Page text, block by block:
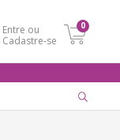
Entre ou
Cadastre-se
0